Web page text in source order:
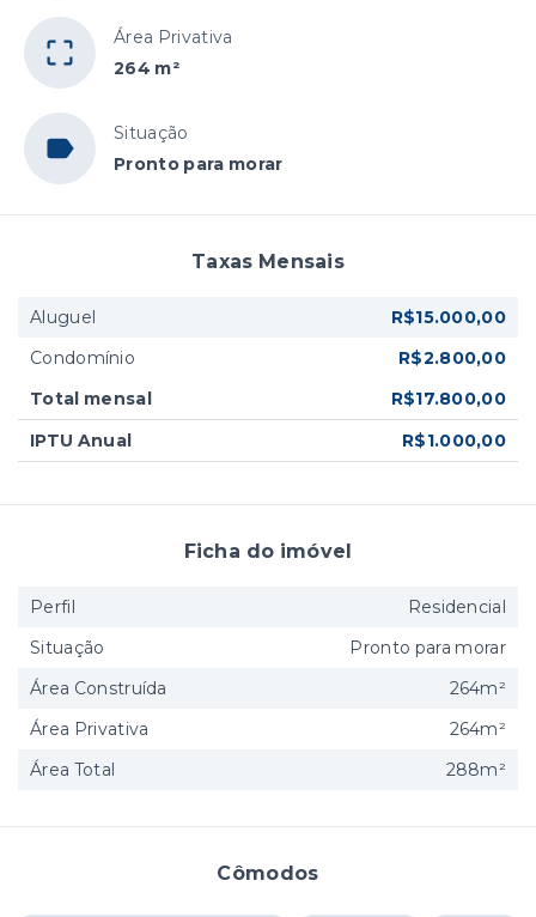
Área Privativa
264 m²
Situação
Pronto para morar
Cômodos
Taxas Mensais
Aluguel
R$15.000,00
Condomínio
R$2.800,00
Total mensal
R$17.800,00
IPTU Anual
R$1.000,00
Ficha do imóvel
Perfil
Residencial
Situação
Pronto para morar
Área Construída
264m²
Área Privativa
264m²
Área Total
288m²